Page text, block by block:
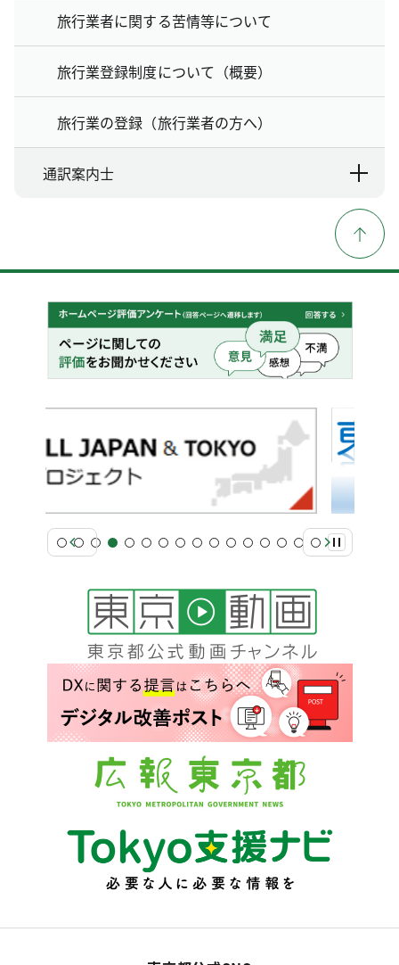
旅行業者に関する苦情等について
旅行業登録制度について（概要）
旅行業の登録（旅行業者の方へ）
通訳案内士